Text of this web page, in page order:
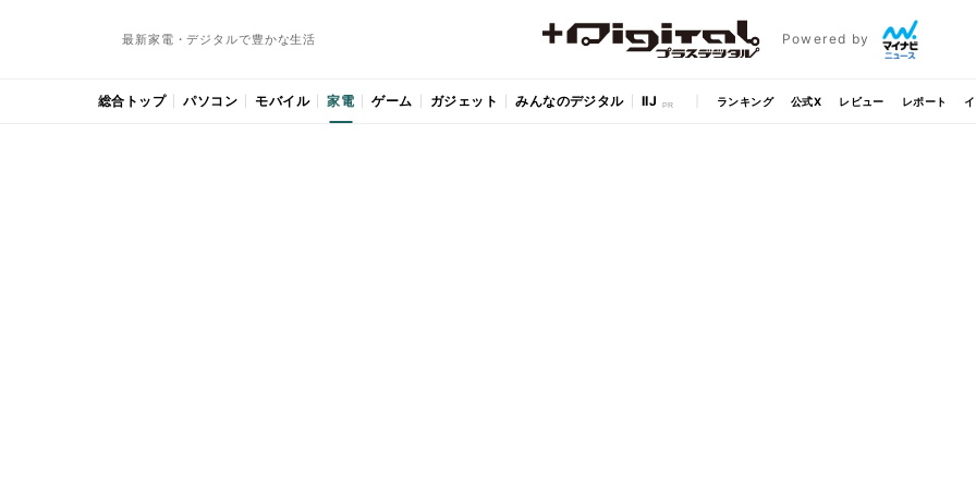
最新家電・デジタルで豊かな生活 Powered by
総合トップ パソコン モバイル 家電 ゲーム ガジェット みんなのデジタル IIJ ランキング 公式X レビュー レポート